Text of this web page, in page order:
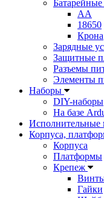
Батарейные
AA
18650
Крона
Зарядные
Защитные
Разъемы
Элементы
Наборы
DIY-наборы
На базе
Исполнительные
Корпуса,
Корпуса
Платформы
Крепеж
Гайки